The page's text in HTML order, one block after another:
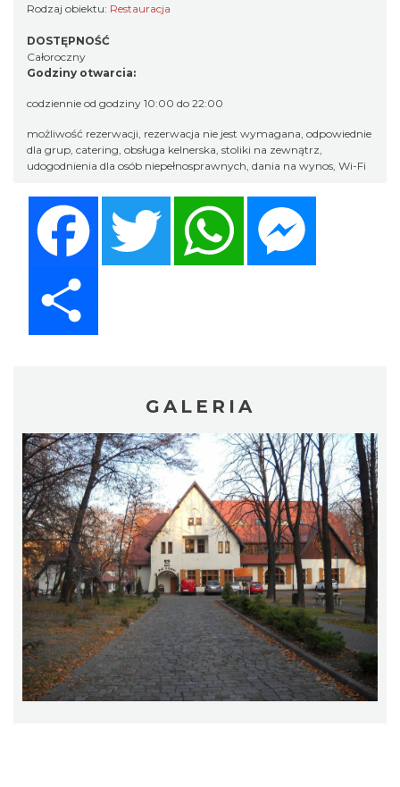
Rodzaj obiektu: Restauracja
DOSTĘPNOŚĆ
Całoroczny
Godziny otwarcia:
codziennie od godziny 10:00 do 22:00
możliwość rezerwacji, rezerwacja nie jest wymagana, odpowiednie
dla grup, catering, obsługa kelnerska, stoliki na zewnątrz,
udogodnienia dla osób niepełnosprawnych, dania na wynos, Wi-Fi
Twitter
GALERIA